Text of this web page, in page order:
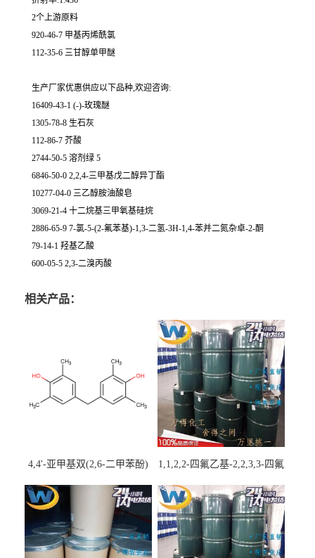
2个上游原料
920-46-7 甲基丙烯酰氯
112-35-6 三甘醇单甲醚
生产厂家优惠供应以下品种,欢迎咨询:
16409-43-1 (-)-玫瑰醚
1305-78-8 生石灰
112-86-7 芥酸
2744-50-5 溶剂绿 5
6846-50-0 2,2,4-三甲基戊二醇异丁酯
10277-04-0 三乙醇胺油酸皂
3069-21-4 十二烷基三甲氧基硅烷
2886-65-9 7-氯-5-(2-氟苯基)-1,3-二氢-3H-1,4-苯并二氮杂卓-2-酮
79-14-1 羟基乙酸
600-05-5 2,3-二溴丙酸
相关产品：
4,4'-亚甲基双(2,6-二甲苯酚)
1,1,2,2-四氟乙基-2,2,3,3-四氟